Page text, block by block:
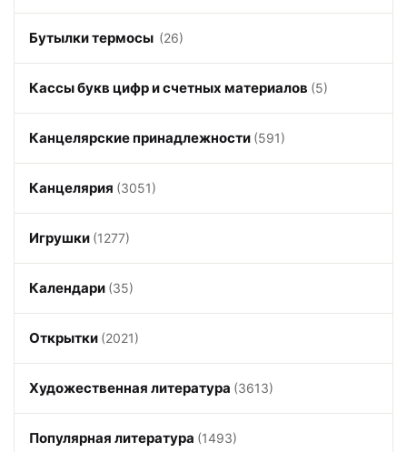
Бутылки термосы (26)
Кассы букв цифр и счетных материалов (5)
Канцелярские принадлежности (591)
Канцелярия (3051)
Игрушки (1277)
Календари (35)
Открытки (2021)
Художественная литература (3613)
Популярная литература (1493)